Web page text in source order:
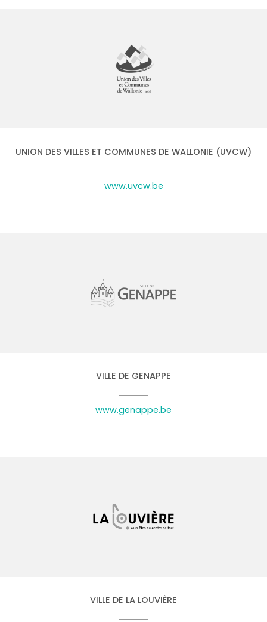
UNION DES VILLES ET COMMUNES DE WALLONIE (UVCW)
www.uvcw.be
VILLE DE GENAPPE
www.genappe.be
VILLE DE LA LOUVIÈRE